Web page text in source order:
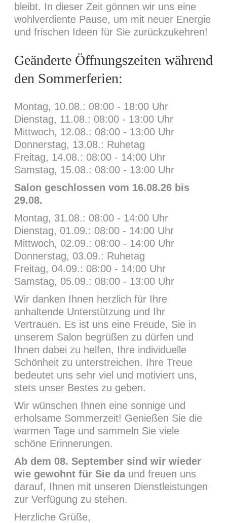
Pastel Blue
righteous indignation and dislike men who are
so beguiled and demoralized by the charms of
that they cannot foresee the pain and trouble
that are bound to ensue; and equal blame
belongs to those who fail in their duty through
weakness of will, which is the same as saying
through shrinking from toil and pain.
TAGS:
4 LIKE
MAIN PORTFOLIO
Hauptstraße 41
71263 Weil der Stadt
+49 (0) 703335690
info@schneewittchen-hairdesign.de
Öffnungszeiten
Montag: 08:00 - 12:00 u. 14:00 - 18:00 Uhr
Dienstag: 08:00 - 12:00 Uhr
Mittwoch: 08:00 - 12:00 u. 14:00 - 18:00 Uhr
Donnerstag: geschlossen
Freitag: 08:00 - 12:00 u. 14:00 - 18:00 Uhr
bleibt. In dieser Zeit gönnen wir uns eine
wohlverdiente Pause, um mit neuer Energie
und frischen Ideen für Sie zurückzukehren!
Geänderte Öffnungszeiten während
den Sommerferien:
Montag, 10.08.: 08:00 - 18:00 Uhr
Dienstag, 11.08.: 08:00 - 13:00 Uhr
Mittwoch, 12.08.: 08:00 - 13:00 Uhr
Donnerstag, 13.08.: Ruhetag
Freitag, 14.08.: 08:00 - 14:00 Uhr
Samstag, 15.08.: 08:00 - 13:00 Uhr
Salon geschlossen vom 16.08.26 bis
29.08.
Montag, 31.08.: 08:00 - 14:00 Uhr
Dienstag, 01.09.: 08:00 - 14:00 Uhr
Mittwoch, 02.09.: 08:00 - 14:00 Uhr
Donnerstag, 03.09.: Ruhetag
Freitag, 04.09.: 08:00 - 14:00 Uhr
Samstag, 05.09.: 08:00 - 13:00 Uhr
Wir danken Ihnen herzlich für Ihre
anhaltende Unterstützung und Ihr
Vertrauen. Es ist uns eine Freude, Sie in
unserem Salon begrüßen zu dürfen und
Ihnen dabei zu helfen, Ihre individuelle
Schönheit zu unterstreichen. Ihre Treue
bedeutet uns sehr viel und motiviert uns,
stets unser Bestes zu geben.
Wir wünschen Ihnen eine sonnige und
erholsame Sommerzeit! Genießen Sie die
warmen Tage und sammeln Sie viele
schöne Erinnerungen.
Ab dem 08. September sind wir wieder
wie gewohnt für Sie daund freuen uns
darauf, Ihnen mit unseren Dienstleistungen
zur Verfügung zu stehen.
Herzliche Grüße,